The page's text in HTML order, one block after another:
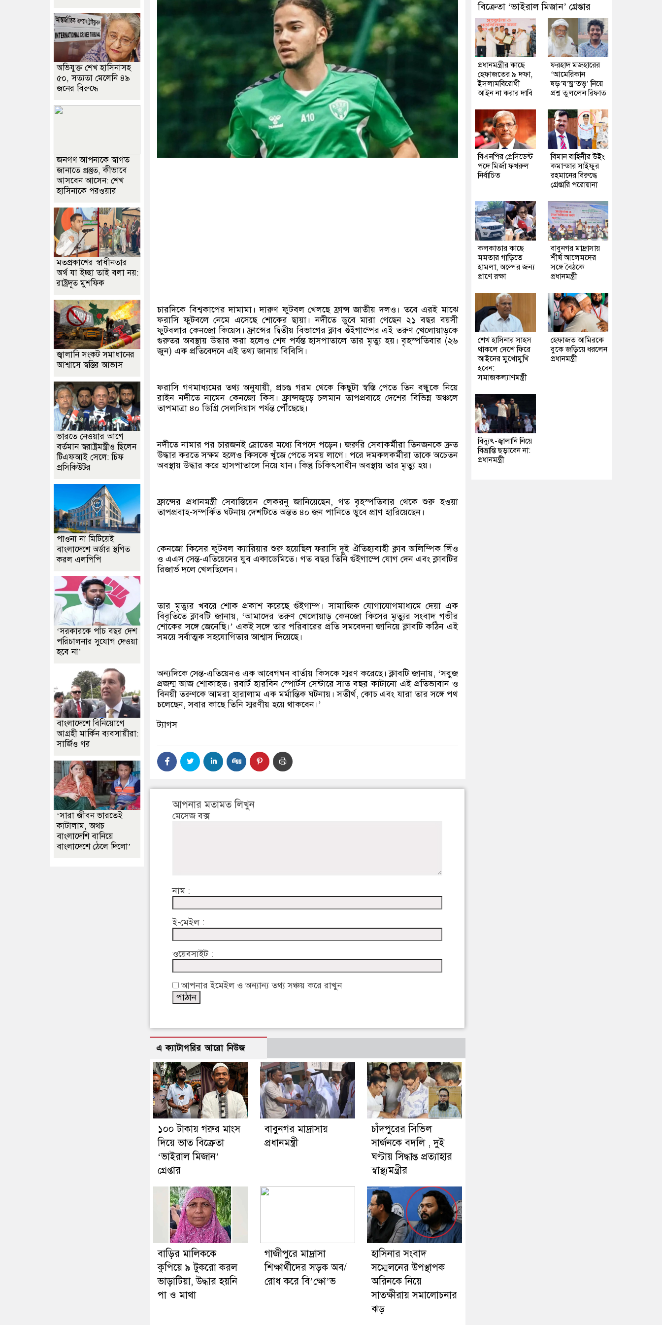
চারদিকে বিশ্বকাপের দামামা। দারুণ ফুটবল খেলছে ফ্রান্স জাতীয় দলও। তবে এরই মাঝে
ফরাসি ফুটবলে নেমে এসেছে শোকের ছায়া। নদীতে ডুবে মারা গেছেন ২১ বছর বয়সী
ফুটবলার কেনজো কিয়েস। ফ্রান্সের দ্বিতীয় বিভাগের ক্লাব গুঁইগাম্পের এই তরুণ খেলোয়াড়কে
গুরুতর অবস্থায় উদ্ধার করা হলেও শেষ পর্যন্ত হাসপাতালে তার মৃত্যু হয়। বৃহস্পতিবার (২৬
জুন) এক প্রতিবেদনে এই তথ্য জানায় বিবিসি।
ফরাসি গণমাধ্যমের তথ্য অনুযায়ী, প্রচণ্ড গরম থেকে কিছুটা স্বস্তি পেতে তিন বন্ধুকে নিয়ে
রাইন নদীতে নামেন কেনজো কিস। ফ্রান্সজুড়ে চলমান তাপপ্রবাহে দেশের বিভিন্ন অঞ্চলে
তাপমাত্রা ৪০ ডিগ্রি সেলসিয়াস পর্যন্ত পৌঁছেছে।
নদীতে নামার পর চারজনই স্রোতের মধ্যে বিপদে পড়েন। জরুরি সেবাকর্মীরা তিনজনকে দ্রুত
উদ্ধার করতে সক্ষম হলেও কিসকে খুঁজে পেতে সময় লাগে। পরে দমকলকর্মীরা তাকে অচেতন
অবস্থায় উদ্ধার করে হাসপাতালে নিয়ে যান। কিন্তু চিকিৎসাধীন অবস্থায় তার মৃত্যু হয়।
ফ্রান্সের প্রধানমন্ত্রী সেবাস্তিয়েন লেকরনু জানিয়েছেন, গত বৃহস্পতিবার থেকে শুরু হওয়া
তাপপ্রবাহ-সম্পর্কিত ঘটনায় দেশটিতে অন্তত ৪০ জন পানিতে ডুবে প্রাণ হারিয়েছেন।
কেনজো কিসের ফুটবল ক্যারিয়ার শুরু হয়েছিল ফরাসি দুই ঐতিহ্যবাহী ক্লাব অলিম্পিক লিঁও
ও এএস সেন্ত-এতিয়েনের যুব একাডেমিতে। গত বছর তিনি গুঁইগাম্পে যোগ দেন এবং ক্লাবটির
রিজার্ভ দলে খেলছিলেন।
তার মৃত্যুর খবরে শোক প্রকাশ করেছে গুঁইগাম্প। সামাজিক যোগাযোগমাধ্যমে দেয়া এক
বিবৃতিতে ক্লাবটি জানায়, ‘আমাদের তরুণ খেলোয়াড় কেনজো কিসের মৃত্যুর সংবাদ গভীর
শোকের সঙ্গে জেনেছি।’ একই সঙ্গে তার পরিবারের প্রতি সমবেদনা জানিয়ে ক্লাবটি কঠিন এই
সময়ে সর্বাত্মক সহযোগিতার আশ্বাস দিয়েছে।
অন্যদিকে সেন্ত-এতিয়েনও এক আবেগঘন বার্তায় কিসকে স্মরণ করেছে। ক্লাবটি জানায়, ‘সবুজ
প্রজন্ম আজ শোকাহত। রবার্ট হারবিন স্পোর্টস সেন্টারে সাত বছর কাটানো এই প্রতিভাবান ও
বিনয়ী তরুণকে আমরা হারালাম এক মর্মান্তিক ঘটনায়। সতীর্থ, কোচ এবং যারা তার সঙ্গে পথ
চলেছেন, সবার কাছে তিনি স্মরণীয় হয়ে থাকবেন।’
ট্যাগস
আপনার মতামত লিখুন
মেসেজ বক্স
নাম :
ই-মেইল :
ওয়েবসাইট :
আপনার ইমেইল ও অন্যান্য তথ্য সঞ্চয় করে রাখুন
এ ক্যাটাগরির আরো নিউজ
১০০ টাকায় গরুর মাংস
দিয়ে ভাত বিক্রেতা
‘ভাইরাল মিজান’
গ্রেপ্তার
বাবুনগর মাদ্রাসায়
প্রধানমন্ত্রী
চাঁদপুরের সিভিল
সার্জনকে বদলি , দুই
ঘণ্টায় সিদ্ধান্ত প্রত্যাহার
স্বাস্থ্যমন্ত্রীর
বাড়ির মালিককে
কুপিয়ে ৯ টুকরো করল
ভাড়াটিয়া, উদ্ধার হয়নি
পা ও মাথা
গাজীপুরে মাদ্রাসা
শিক্ষার্থীদের সড়ক অব/
রোধ করে বি’ক্ষো’ভ
হাসিনার সংবাদ
সম্মেলনের উপস্থাপক
অরিনকে নিয়ে
সাতক্ষীরায় সমালোচনার
ঝড়
অভিযুক্ত শেখ হাসিনাসহ
৫০, সত্যতা মেলেনি ৪৯
জনের বিরুদ্ধে
জনগণ আপনাকে স্বাগত
জানাতে প্রস্তুত, কীভাবে
আসবেন আসেন: শেখ
হাসিনাকে পরওয়ার
মতপ্রকাশের স্বাধীনতার
অর্থ যা ইচ্ছা তাই বলা নয়:
রাষ্ট্রদূত মুশফিক
জ্বালানি সংকট সমাধানের
আশ্বাসে স্বস্তির আভাস
ভারতে নেওয়ার আগে
বর্তমান স্বরাষ্ট্রমন্ত্রীও ছিলেন
টিএফআই সেলে: চিফ
প্রসিকিউটর
পাওনা না মিটিয়েই
বাংলাদেশে অর্ডার স্থগিত
করল এলপিপি
‘সরকারকে পাঁচ বছর দেশ
পরিচালনার সুযোগ দেওয়া
হবে না’
বাংলাদেশে বিনিয়োগে
আগ্রহী মার্কিন ব্যবসায়ীরা:
সার্জিও গর
‘সারা জীবন ভারতেই
কাটালাম, অথচ
বাংলাদেশি বানিয়ে
বাংলাদেশে ঠেলে দিলো’
বিক্রেতা ‘ভাইরাল মিজান’ গ্রেপ্তার
প্রধানমন্ত্রীর কাছে
হেফাজতের ৯ দফা,
ইসলামবিরোধী
আইন না করার দাবি
ফরহাদ মজহারের
‘আমেরিকান
ষড়’য’ন্ত্র’তত্ত্ব’ নিয়ে
প্রশ্ন তুললেন রিফাত
বিএনপির প্রেসিডেন্ট
পদে মির্জা ফখরুল
নির্বাচিত
বিমান বাহিনীর উইং
কমান্ডার সাইফুর
রহমানের বিরুদ্ধে
গ্রেপ্তারি পরোয়ানা
কলকাতার কাছে
মমতার গাড়িতে
হামলা, অল্পের জন্য
প্রাণে রক্ষা
বাবুনগর মাদ্রাসায়
শীর্ষ আলেমদের
সঙ্গে বৈঠকে
প্রধানমন্ত্রী
শেখ হাসিনার সাহস
থাকলে দেশে ফিরে
আইনের মুখোমুখি
হবেন:
সমাজকল্যাণমন্ত্রী
হেফাজত আমিরকে
বুকে জড়িয়ে ধরলেন
প্রধানমন্ত্রী
বিদ্যুৎ-জ্বালানি নিয়ে
বিভ্রান্তি ছড়াবেন না:
প্রধানমন্ত্রী